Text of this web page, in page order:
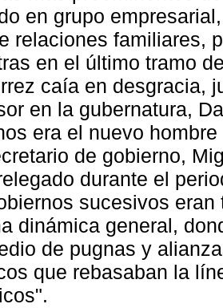
en grupo
relaciones familiares,
en el último tramo
caía en desgracia,
en la gubernatura,
era el nuevo
de gobierno,
durante el
sucesivos
dinámica general,
de pugnas y
que rebasaban la